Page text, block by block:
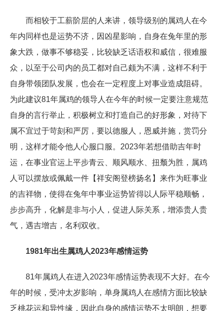
而相较于工薪阶层的人来讲，领导级别的属鸡人在今
年内同样也是运势不济，因凶星影响，自身在兔年里的形
象大跌，做事不够稳妥，比较缺乏话语权和威信，很难服
众，以至于公司内的员工都对自己颇为不满，这样不利于
自身带领团队发展，也会在一定程度上对事业造成阻碍。
为此建议81年属鸡的领导人在今年的时候一定要注意规范
自身的言行举止，积极树立和打造自己的好形象，对待下
属不宜过于苛刻和严厉，要以德服人，恩威并施，赏罚分
明，这样才能令他人心服口服。2023年若想借助吉年时
运，在事业官运上平步青云、顺风顺水、扭颓为胜，属鸡
人可以摆放或佩戴一件【祥安阁登榜扬名】来作为旺事业
的吉祥物，使得在兔年中事业运势皆得以人际平稳顺畅，
步步高升，化解是非与小人，促进人际关系，增添贵人贵
气，遇吉增吉，名利双收。
1981年出生属鸡人2023年感情运势
81年属鸡人在进入2023年感情运势表现不大好。在今
年的时候，受冲太岁影响，单身属鸡人在感情方面比较缺
乏桃花运和异性缘，因此自身的感情运势不太明朗，想要